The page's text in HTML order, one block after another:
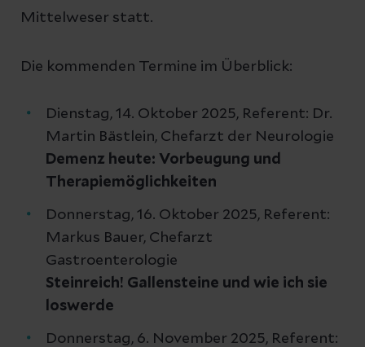
Mittelweser statt.
Die kommenden Termine im Überblick:
Dienstag, 14. Oktober 2025, Referent: Dr.
Martin Bästlein, Chefarzt der Neurologie
Demenz heute: Vorbeugung und
Therapiemöglichkeiten
Donnerstag, 16. Oktober 2025, Referent:
Markus Bauer, Chefarzt
Gastroenterologie
Steinreich! Gallensteine und wie ich sie
loswerde
Donnerstag, 6. November 2025, Referent: